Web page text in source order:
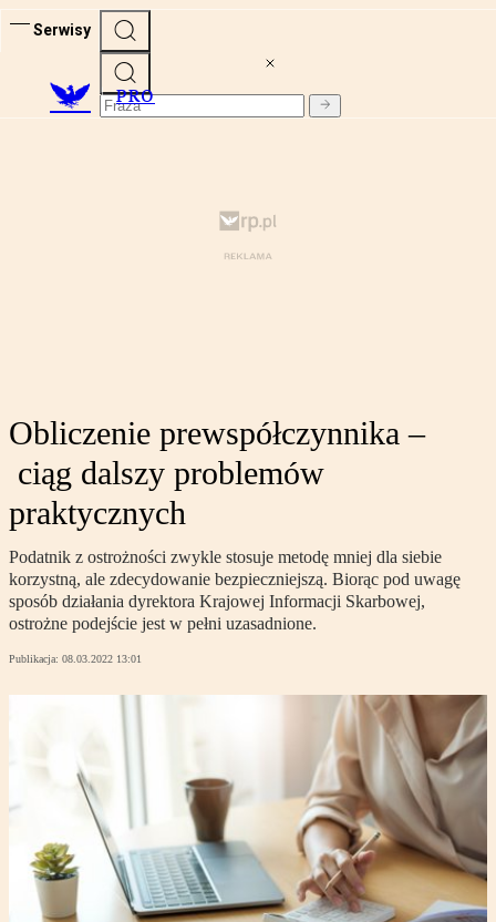
Serwisy
PRO
Obliczenie prewspółczynnika –
ciąg dalszy problemów
praktycznych
Podatnik z ostrożności zwykle stosuje metodę mniej dla siebie
korzystną, ale zdecydowanie bezpieczniejszą. Biorąc pod uwagę
sposób działania dyrektora Krajowej Informacji Skarbowej,
ostrożne podejście jest w pełni uzasadnione.
Publikacja: 08.03.2022 13:01